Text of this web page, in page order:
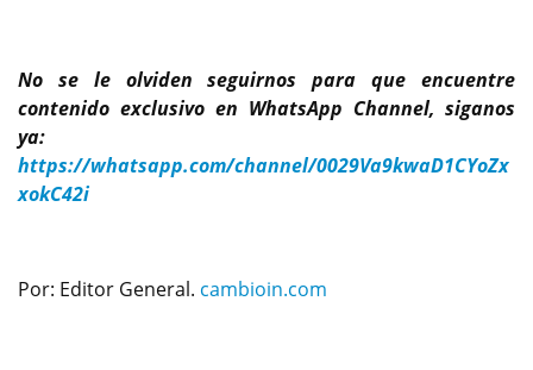
No se le olviden seguirnos para que encuentre
contenido exclusivo en WhatsApp Channel, siganos
ya:
https://whatsapp.com/channel/0029Va9kwaD1CYoZx
xokC42i
Por: Editor General. cambioin.com